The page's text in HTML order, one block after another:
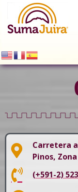
Carretera
Pinos,
(+591-2)